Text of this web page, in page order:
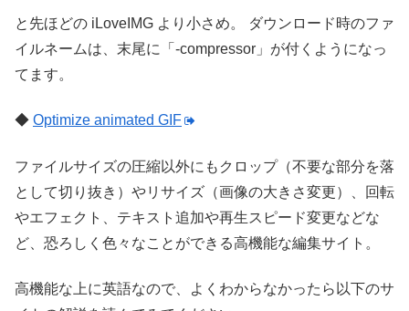
と先ほどの iLoveIMG より小さめ。
ダウンロード時のファ
イルネームは、末尾に「-compressor」が付くようになっ
てます。
◆ Optimize animated GIF
ファイルサイズの圧縮以外にもクロップ（不要な部分を落
として切り抜き）やリサイズ（画像の大きさ変更）、回転
やエフェクト、テキスト追加や再生スピード変更などな
ど、恐ろしく色々なことができる高機能な編集サイト。
高機能な上に英語なので、よくわからなかったら以下のサ